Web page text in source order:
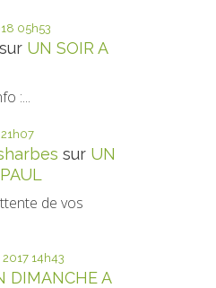
05h53
UN SOIR A
:...
21h07
sur UN
de vos
2017 14h43
DIMANCHE A